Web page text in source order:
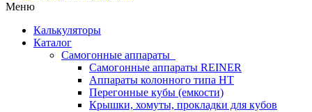
Меню
Калькуляторы
Каталог
Самогонные аппараты
Самогонные аппараты REINER
Аппараты колонного типа НТ
Перегонные кубы (емкости)
Крышки, хомуты, прокладки для кубов